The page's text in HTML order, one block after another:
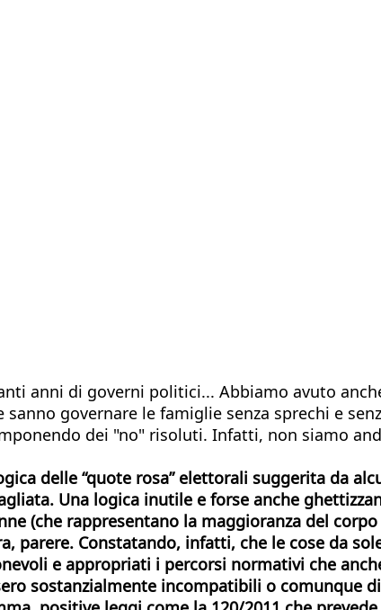
anni di governi politici... Abbiamo avuto
governare le famiglie senza sprechi e
dei "no" risoluti. Infatti, non siamo
delle “quote rosa” elettorali suggerita da
Una logica inutile e forse anche
(che rappresentano la maggioranza del
Constatando, infatti, che le cose da
e appropriati i percorsi normativi che
sostanzialmente incompatibili o comunque